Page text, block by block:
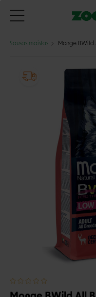
Sausas maistas Monge BWild